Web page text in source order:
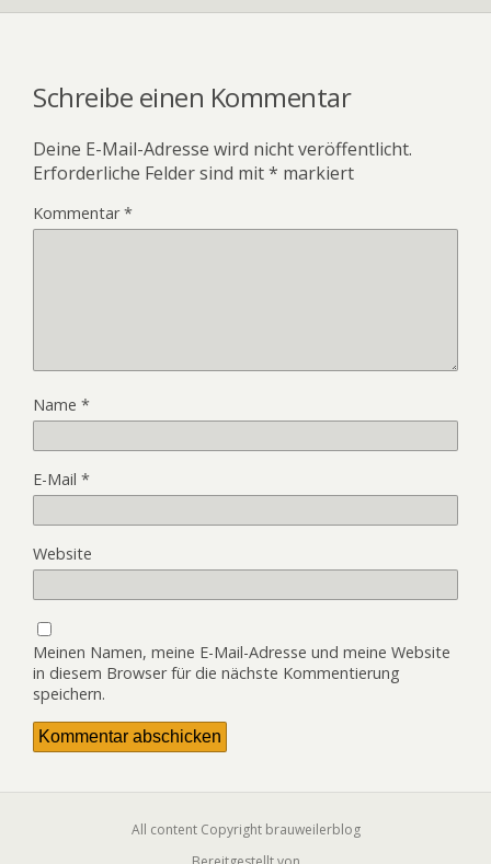
Schreibe einen Kommentar
Deine E-Mail-Adresse wird nicht veröffentlicht.
Erforderliche Felder sind mit* markiert
Kommentar*
Name *
E-Mail *
Website
Meinen Namen, meine E-Mail-Adresse und meine Website
in diesem Browser für die nächste Kommentierung
speichern.
All content Copyright brauweilerblog